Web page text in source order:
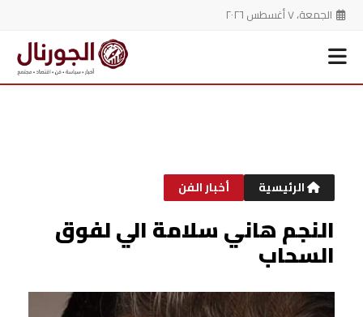
الجمعة، ٧ أغسطس ٢٠٢٦
الرئيسية أخبار الفن
النجم هاني سلامة الي لفوق
السحاب